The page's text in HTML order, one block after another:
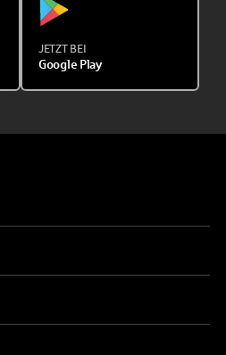
JETZT BEI
Google Play